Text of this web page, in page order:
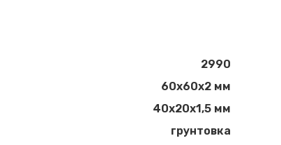
2990
60х60х2 мм
40х20х1,5 мм
грунтовка